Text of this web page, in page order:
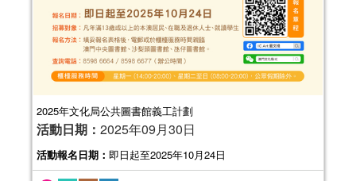
2025年文化局公共圖書館義工計劃
活動日期： 2025年09月30日
活動報名日期： 即日起至2025年10月24日